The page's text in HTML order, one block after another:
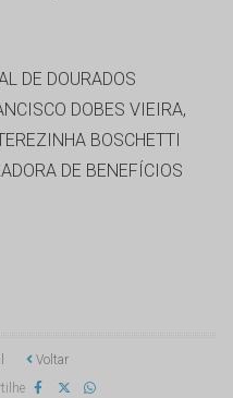
DE DOURADOS
DOBES VIEIRA,
BOSCHETTI
DE BENEFÍCIOS
Voltar